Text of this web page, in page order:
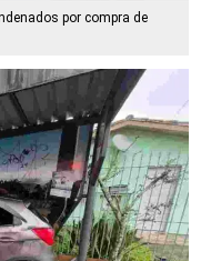
por compra de